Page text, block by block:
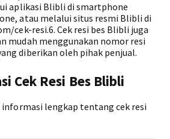
aplikasi Blibli di smartphone
atau melalui situs resmi Blibli di
cek-resi.6. Cek resi bes Blibli juga
mudah menggunakan nomor resi
diberikan oleh pihak penjual.
Cek Resi Bes Blibli
lengkap tentang cek resi